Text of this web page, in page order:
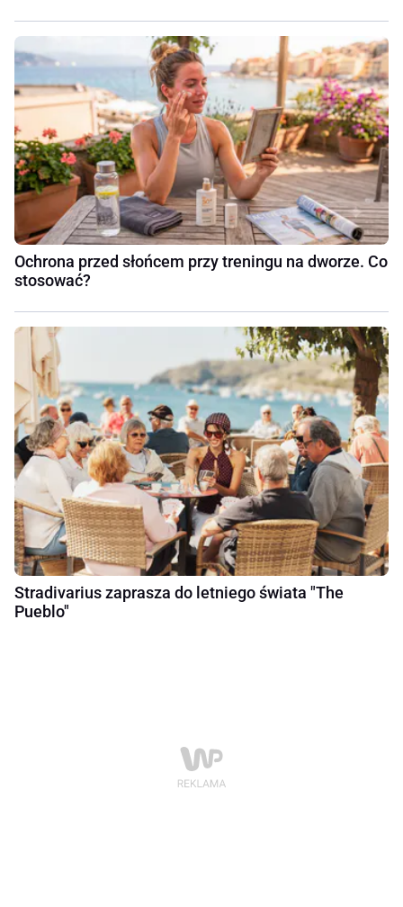
Ochrona przed słońcem przy treningu na dworze. Co
stosować?
Stradivarius zaprasza do letniego świata "The
Pueblo"